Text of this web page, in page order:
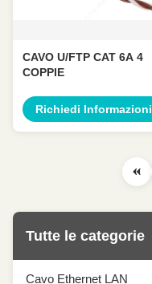
CAVO U/FTP CAT 6A 4
COPPIE
Richiedi Informazioni
Tutte le categorie
Cavo Ethernet LAN